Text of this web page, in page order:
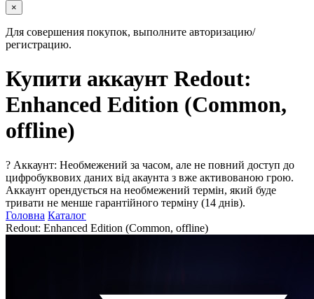
×
Для совершения покупок, выполните авторизацию/
регистрацию.
Купити аккаунт Redout:
Enhanced Edition (Common,
offline)
? Аккаунт: Необмежений за часом, але не повний доступ до
цифробуквових даних від акаунта з вже активованою грою.
Аккаунт орендується на необмежений термін, який буде
тривати не менше гарантійного терміну (14 днів).
Головна Каталог
Redout: Enhanced Edition (Common, offline)